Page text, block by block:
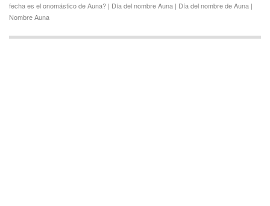
fecha es el onomástico de Auna? | Día del nombre Auna | Día del nombre de Auna |
Nombre Auna